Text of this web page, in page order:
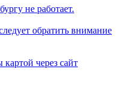
не работает.
обратить внимание
через сайт